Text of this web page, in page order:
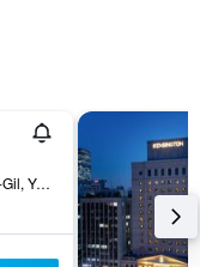
7, Gukhoe-Daero 72-Gil, Yeongdeungpo-gu, 首爾, 韓國